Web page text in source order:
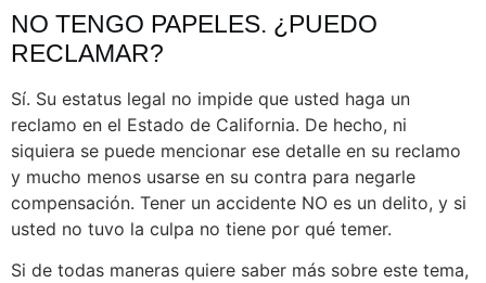
NO TENGO PAPELES. ¿PUEDO
RECLAMAR?
Sí. Su estatus legal no impide que usted haga un
reclamo en el Estado de California. De hecho, ni
siquiera se puede mencionar ese detalle en su reclamo
y mucho menos usarse en su contra para negarle
compensación. Tener un accidente NO es un delito, y si
usted no tuvo la culpa no tiene por qué temer.
Si de todas maneras quiere saber más sobre este tema,